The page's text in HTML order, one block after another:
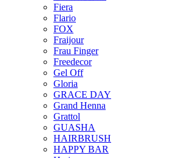
Fiera
Flario
FOX
Fraijour
Frau Finger
Freedecor
Gel Off
Gloria
GRACE DAY
Grand Henna
Grattol
GUASHA
HAIRBRUSH
HAPPY BAR